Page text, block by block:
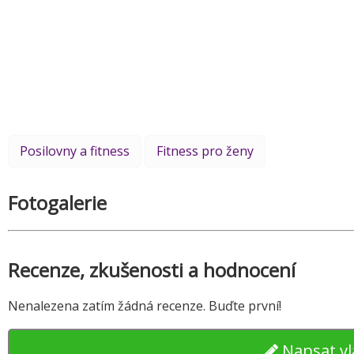
Posilovny a fitness Fitness pro ženy
Fotogalerie
Recenze, zkušenosti a hodnocení
Nenalezena zatím žádná recenze. Buďte první!